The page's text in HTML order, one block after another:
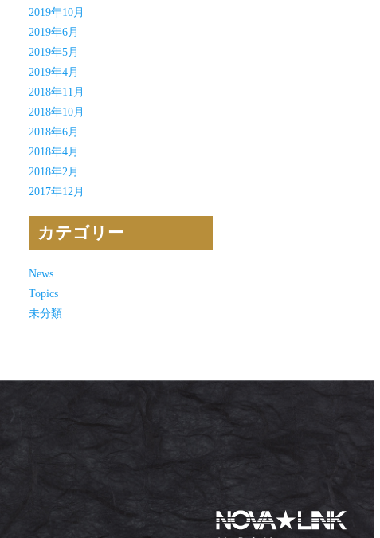
2019年10月
2019年6月
2019年5月
2019年4月
2018年11月
2018年10月
2018年6月
2018年4月
2018年2月
2017年12月
カテゴリー
News
Topics
未分類